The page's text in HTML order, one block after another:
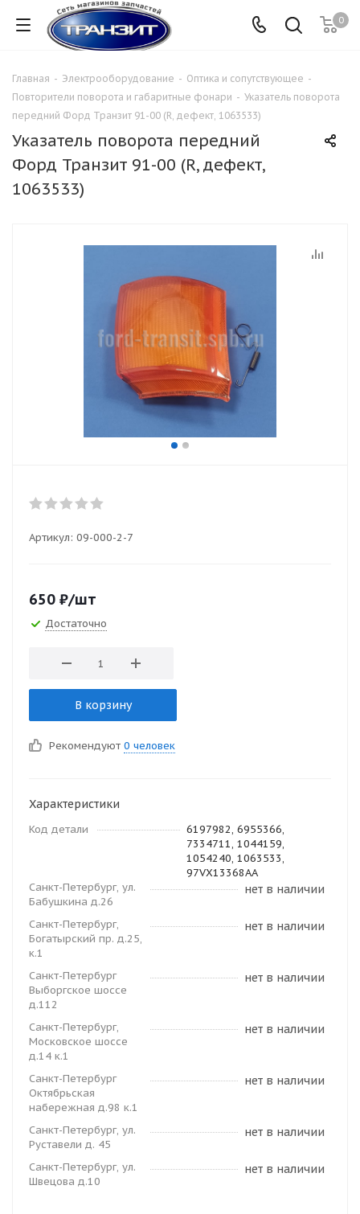
0
Главная - Электрооборудование - Оптика и сопутствующее -
Повторители поворота и габаритные фонари - Указатель поворота
передний Форд Транзит 91-00 (R, дефект, 1063533)
Указатель поворота передний
Форд Транзит 91-00 (R, дефект,
1063533)
Артикул: 09-000-2-7
650 ₽/шт
Достаточно
В корзину
Рекомендуют 0 человек
Характеристики
Код детали
6197982, 6955366,
7334711, 1044159,
1054240, 1063533,
97VX13368AA
Санкт-Петербург, ул.
Бабушкина д.26
нет в наличии
Санкт-Петербург,
Богатырский пр. д.25,
к.1
нет в наличии
Санкт-Петербург
Выборгское шоссе
д.112
нет в наличии
Санкт-Петербург,
Московское шоссе
д.14 к.1
нет в наличии
Санкт-Петербург
Октябрьская
набережная д.98 к.1
нет в наличии
Санкт-Петербург, ул.
Руставели д. 45
нет в наличии
Санкт-Петербург, ул.
Швецова д.10
нет в наличии